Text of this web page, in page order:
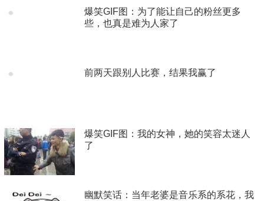
爆笑GIF图：为了能让自己的粉丝更多
些，也真是难为人家了
前两天跟别人比赛，结果我赢了
爆笑GIF图：我的女神，她的笑容太迷人
了
幽默笑话：当年老婆是音乐系的系花，我